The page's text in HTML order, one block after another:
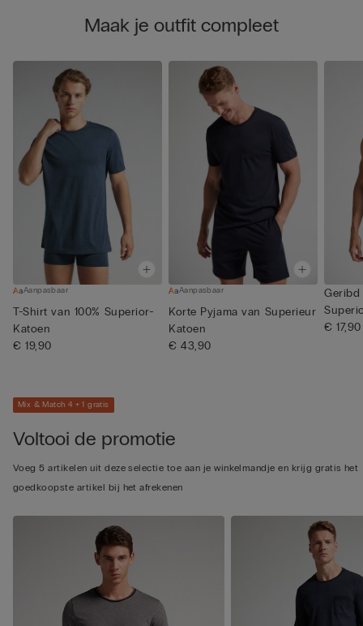
Maak je outfit compleet
Aanpasbaar
T-Shirt van 100% Superior-
Katoen
€ 19,90
Aanpasbaar
Korte Pyjama van Superieur
Katoen
€ 43,90
Geribd
€ 17,90
Mix & Match 4 + 1 gratis
Voltooi de promotie
Voeg 5 artikelen uit deze selectie toe aan je winkelmandje en krijg gratis het
goedkoopste artikel bij het afrekenen